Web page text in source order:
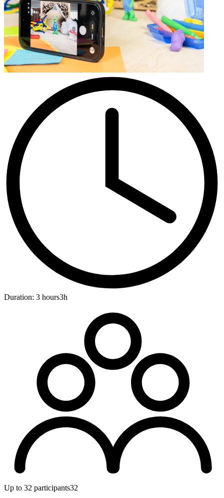
Duration: 3 hours3h
Up to 32 participants32